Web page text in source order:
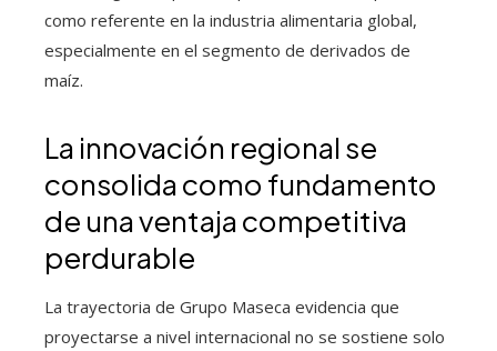
como referente en la industria alimentaria global,
especialmente en el segmento de derivados de
maíz.
La innovación regional se
consolida como fundamento
de una ventaja competitiva
perdurable
La trayectoria de Grupo Maseca evidencia que
proyectarse a nivel internacional no se sostiene solo